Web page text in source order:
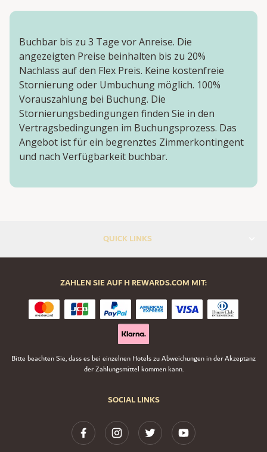
Buchbar bis zu 3 Tage vor Anreise. Die
angezeigten Preise beinhalten bis zu 20%
Nachlass auf den Flex Preis. Keine kostenfreie
Stornierung oder Umbuchung möglich. 100%
Vorauszahlung bei Buchung. Die
Stornierungsbedingungen finden Sie in den
Vertragsbedingungen im Buchungsprozess. Das
Angebot ist für ein begrenztes Zimmerkontingent
und nach Verfügbarkeit buchbar.
QUICK LINKS
SOCIAL LINKS
ZAHLEN SIE AUF H REWARDS.COM MIT:
Bitte beachten Sie, dass es bei einzelnen Hotels zu Abweichungen in der Akzeptanz
der Zahlungsmittel kommen kann.